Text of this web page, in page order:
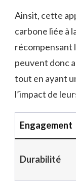
Ainsit, cette
carbone liée à
récompensant
peuvent donc
tout en ayant
l’impact de
Engagement
Durabilité